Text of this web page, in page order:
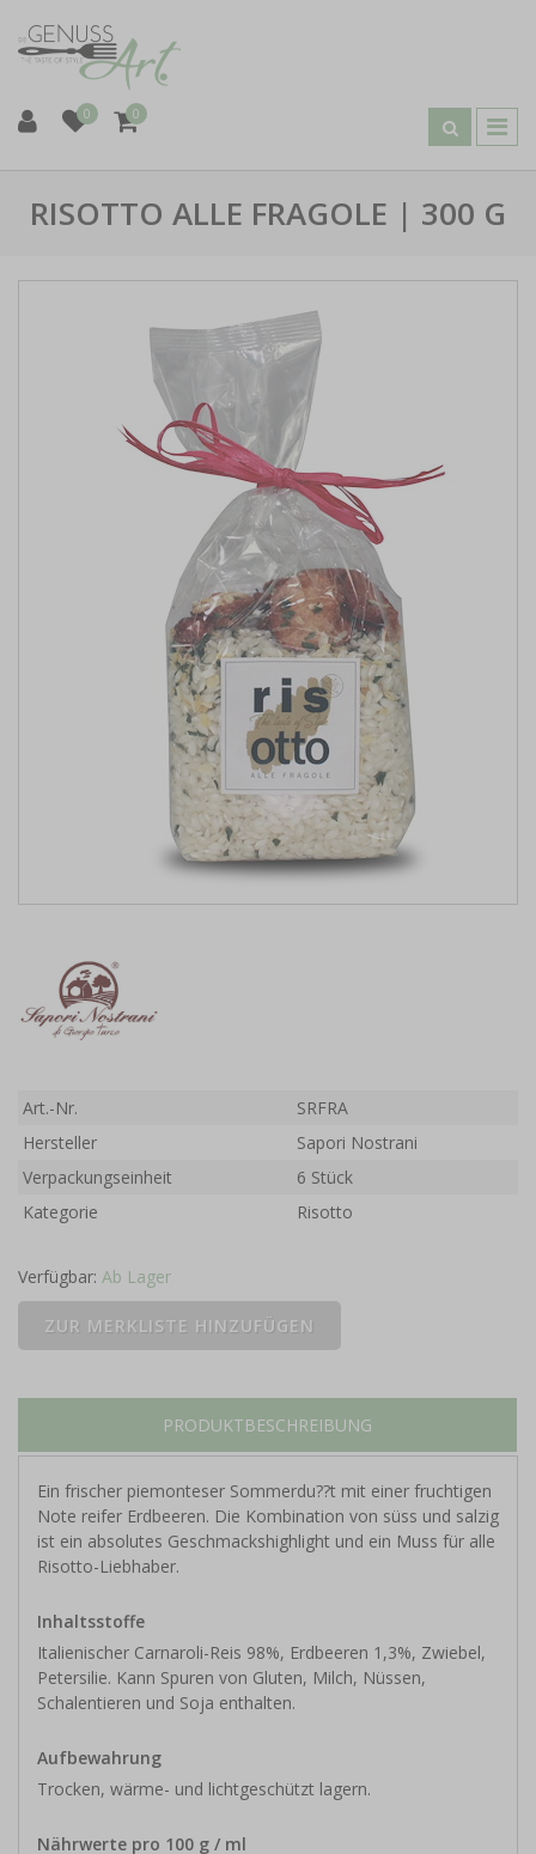
0 0
RISOTTO ALLE FRAGOLE | 300 G
Art.-Nr.
SRFRA
Hersteller
Sapori Nostrani
Verpackungseinheit
6 Stück
Kategorie
Risotto
Verfügbar: Ab Lager
PRODUKTBESCHREIBUNG
Ein frischer piemonteser Sommerdu??t mit einer fruchtigen
Note reifer Erdbeeren. Die Kombination von süss und salzig
ist ein absolutes Geschmackshighlight und ein Muss für alle
Risotto-Liebhaber.
Inhaltsstoffe
Italienischer Carnaroli-Reis 98%, Erdbeeren 1,3%, Zwiebel,
Petersilie. Kann Spuren von Gluten, Milch, Nüssen,
Schalentieren und Soja enthalten.
Aufbewahrung
Trocken, wärme- und lichtgeschützt lagern.
Nährwerte pro 100 g / ml